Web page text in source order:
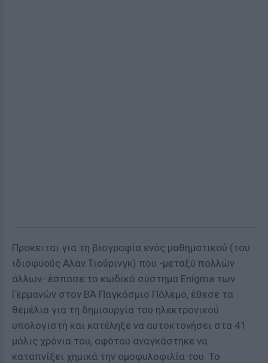
Προκειται για τη βιογραφία ενός μαθηματικού (του
ιδιοφυούς Αλαν Τιούρινγκ) που -μεταξύ πολλών
άλλων- έσπασε το κωδικό σύστημα Enigma των
Γερμανών στον ΒΆ Παγκόσμιο Πόλεμο, έθεσε τα
θεμέλια για τη δημιουργία του ηλεκτρονικού
υπολογιστή και κατέληξε να αυτοκτονήσει στα 41
μόλις χρόνια του, αφότου αναγκάστηκε να
καταπνίξει χημικά την ομοφυλοφιλία του. Το